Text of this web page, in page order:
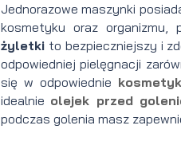
Jednorazowe maszynki
kosmetyku oraz organizmu,
żyletki to bezpieczniejszy i
odpowiedniej pielęgnacji
się w odpowiednie
idealnie olejek przed
podczas golenia masz